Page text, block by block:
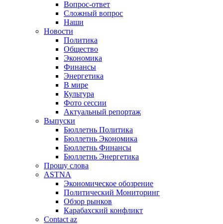
Вопрос-ответ
Сложный вопрос
Наши
Новости
Политика
Общество
Экономика
Финансы
Энергетика
В мире
Культура
Фото сессии
Актуальный репортаж
Выпуски
Бюллетнь Политика
Бюллетнь Экономика
Бюллетнь Финансы
Бюллетнь Энергетика
Прошу слова
ASTNA
Экономическое обозрение
Политический Мониторинг
Обзор рынков
Карабахский конфликт
Contact az